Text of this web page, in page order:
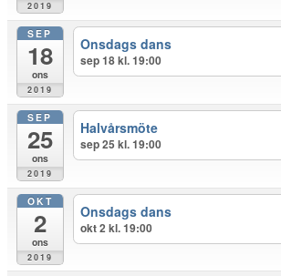
2019
SEP
18
ons
2019
Onsdags dans
sep 18 kl. 19:00
SEP
25
ons
2019
Halvårsmöte
sep 25 kl. 19:00
OKT
2
ons
2019
Onsdags dans
okt 2 kl. 19:00